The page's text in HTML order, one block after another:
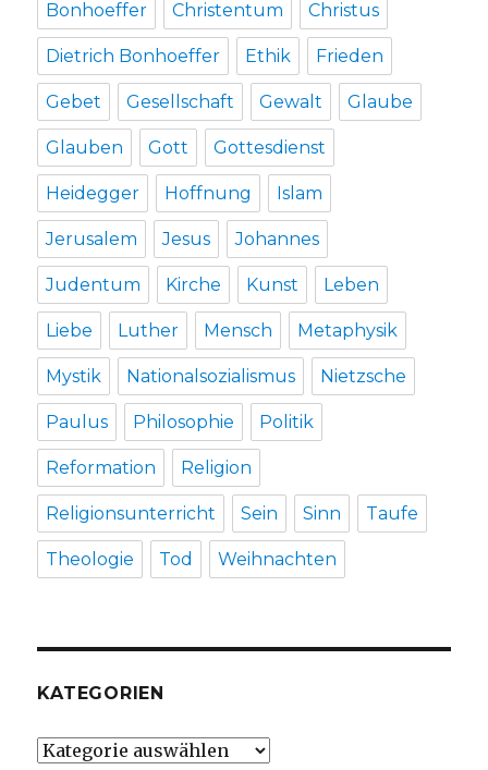
Bonhoeffer Christentum Christus
Dietrich Bonhoeffer Ethik Frieden
Gebet Gesellschaft Gewalt Glaube
Glauben Gott Gottesdienst
Heidegger Hoffnung Islam
Jerusalem Jesus Johannes
Judentum Kirche Kunst Leben
Liebe Luther Mensch Metaphysik
Mystik Nationalsozialismus Nietzsche
Paulus Philosophie Politik
Reformation Religion
Religionsunterricht Sein Sinn Taufe
Theologie Tod Weihnachten
KATEGORIEN
Kategorien